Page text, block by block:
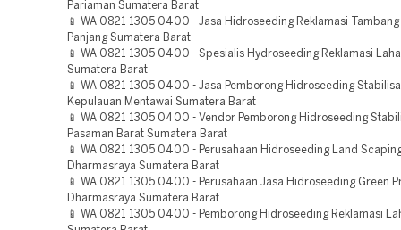
Pariaman Sumatera Barat
📱 WA 0821 1305 0400 - Jasa Hidroseeding Reklamasi Tambang
Panjang Sumatera Barat
📱 WA 0821 1305 0400 - Spesialis Hydroseeding Reklamasi
Sumatera Barat
📱 WA 0821 1305 0400 - Jasa Pemborong Hidroseeding
Kepulauan Mentawai Sumatera Barat
📱 WA 0821 1305 0400 - Vendor Pemborong Hidroseeding
Pasaman Barat Sumatera Barat
📱 WA 0821 1305 0400 - Perusahaan Hidroseeding Land
Dharmasraya Sumatera Barat
📱 WA 0821 1305 0400 - Perusahaan Jasa Hidroseeding Green
Dharmasraya Sumatera Barat
📱 WA 0821 1305 0400 - Pemborong Hidroseeding Reklamasi